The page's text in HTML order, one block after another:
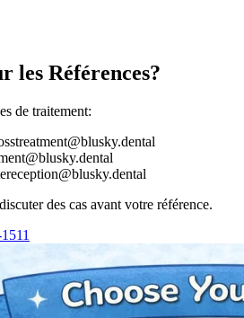
les Références?
de traitement:
des cas avant votre référence.